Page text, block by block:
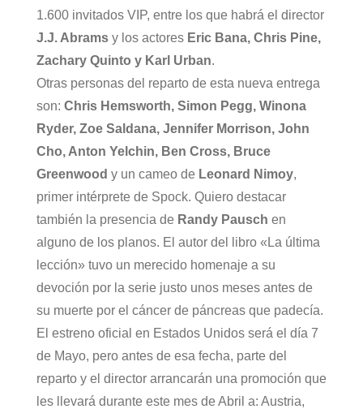
1.600 invitados VIP, entre los que habrá el director
J.J. Abrams y los actores Eric Bana, Chris Pine,
Zachary Quinto y Karl Urban.
Otras personas del reparto de esta nueva entrega
son: Chris Hemsworth, Simon Pegg, Winona
Ryder, Zoe Saldana, Jennifer Morrison, John
Cho, Anton Yelchin, Ben Cross, Bruce
Greenwood y un cameo de Leonard Nimoy,
primer intérprete de Spock. Quiero destacar
también la presencia de Randy Pausch en
alguno de los planos. El autor del libro «La última
lección» tuvo un merecido homenaje a su
devoción por la serie justo unos meses antes de
su muerte por el cáncer de páncreas que padecía.
El estreno oficial en Estados Unidos será el día 7
de Mayo, pero antes de esa fecha, parte del
reparto y el director arrancarán una promoción que
les llevará durante este mes de Abril a: Austria,